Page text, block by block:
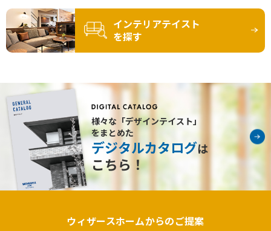
インテリアテイスト
を探す
様々な「デザインテイスト」
をまとめた
デジタルカタログは
こちら！
ウィザースホームからのご提案